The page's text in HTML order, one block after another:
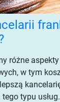
różne
w tym
typu usług.